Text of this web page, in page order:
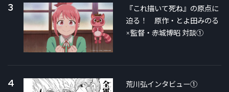
3
『これ描いて死ね』の原点に
迫る！ 原作・とよ田みのる
×監督・赤城博昭 対談①
4 荒川弘インタビュー①